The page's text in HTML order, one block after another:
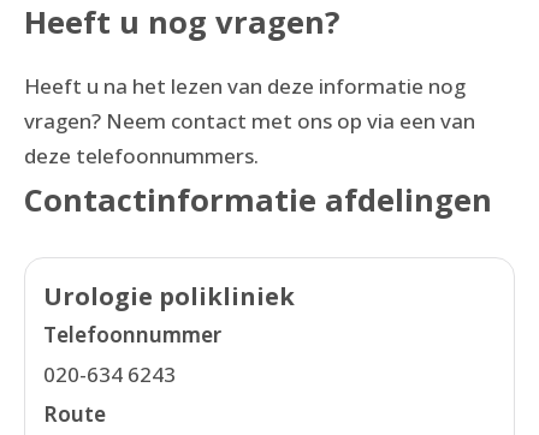
Heeft u nog vragen?
Heeft u na het lezen van deze informatie nog
vragen? Neem contact met ons op via een van
deze telefoonnummers.
Contactinformatie afdelingen
Urologie polikliniek
Telefoonnummer
020-634 6243
Route